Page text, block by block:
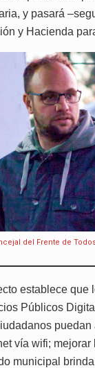
y pasará
y Hacienda
del Frente de
establece que
Públicos
puedan
vía wifi;
municipal